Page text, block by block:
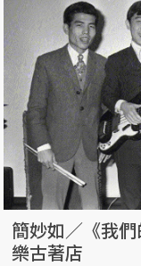
簡妙如／《我
樂古著店